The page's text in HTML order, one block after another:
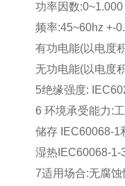
功率因数:0~1.000
频率:45~60hz +-
有功电能(以电度
无功电能(以电度
5绝缘强度:
6 环境承受能力:
储存 IEC60068-
湿热IEC60068-
7适用场合:无腐